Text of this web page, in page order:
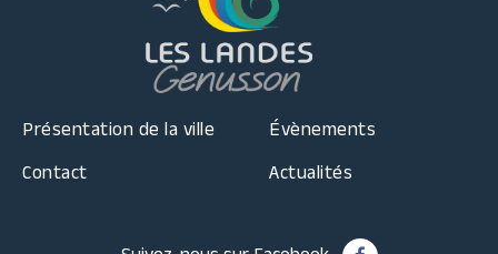
Présentation de la ville
Contact
Évènements
Actualités